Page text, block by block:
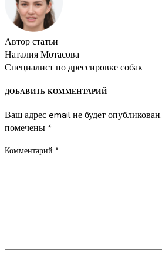
Автор статьи
Наталия Мотасова
Специалист по дрессировке собак
ДОБАВИТЬ КОММЕНТАРИЙ
Ваш адрес email не будет опубликован.
помечены*
Комментарий *